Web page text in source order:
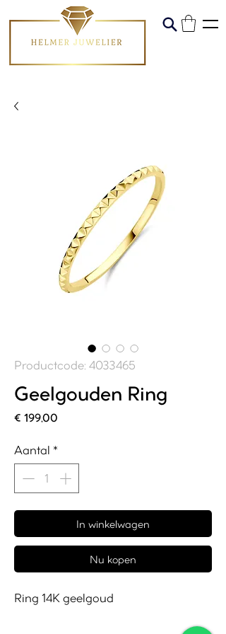
Productcode: 4033465
Geelgouden Ring
€ 199,00
Aantal *
In winkelwagen
Nu kopen
Ring 14K geelgoud